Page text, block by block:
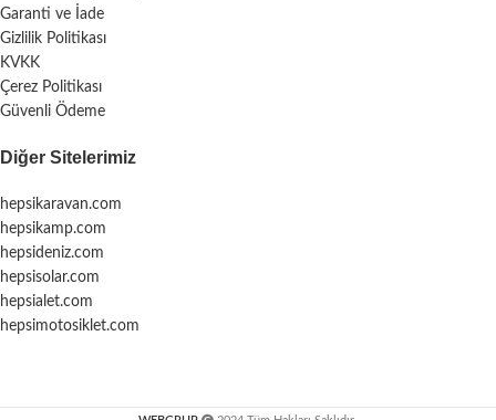
Garanti ve İade
Gizlilik Politikası
KVKK
Çerez Politikası
Güvenli Ödeme
Diğer Sitelerimiz
hepsikaravan.com
hepsikamp.com
hepsideniz.com
hepsisolar.com
hepsialet.com
hepsimotosiklet.com